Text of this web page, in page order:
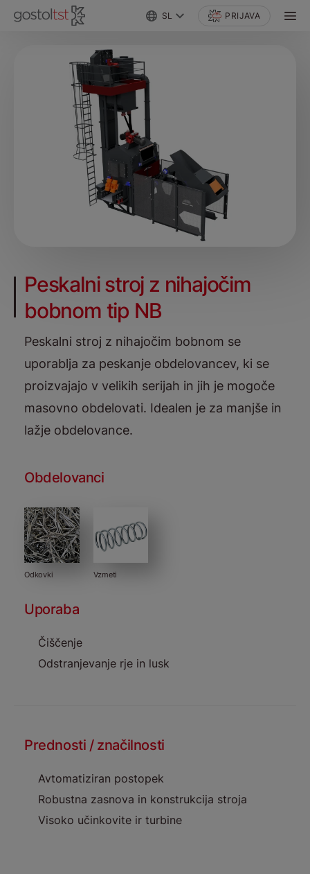
SL PRIJAVA
Peskalni stroj z nihajočim
bobnom tip NB
Peskalni stroj z nihajočim bobnom se
uporablja za peskanje obdelovancev, ki se
proizvajajo v velikih serijah in jih je mogoče
masovno obdelovati. Idealen je za manjše in
lažje obdelovance.
Obdelovanci
Odkovki Vzmeti
Uporaba
Čiščenje
Odstranjevanje rje in lusk
Prednosti / značilnosti
Avtomatiziran postopek
Robustna zasnova in konstrukcija stroja
Visoko učinkovite ir turbine